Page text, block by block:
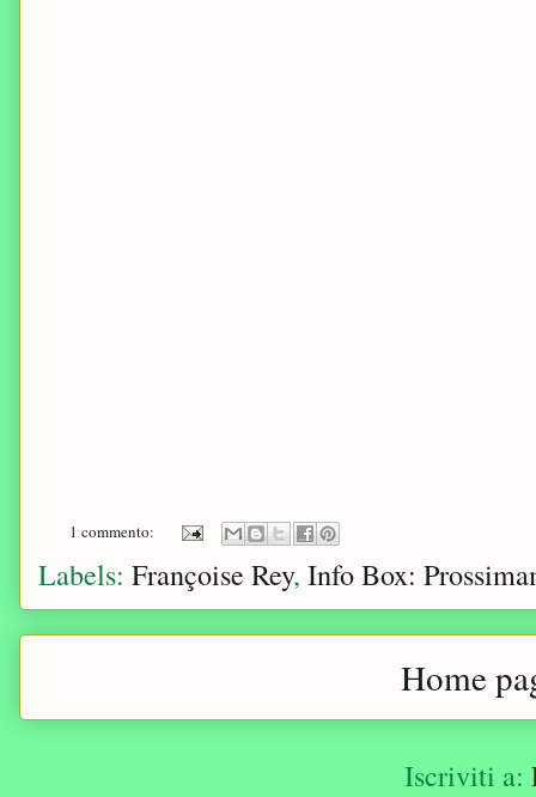
1 commento:
Labels: Françoise Rey, Info Box:
Home
Iscriviti a: